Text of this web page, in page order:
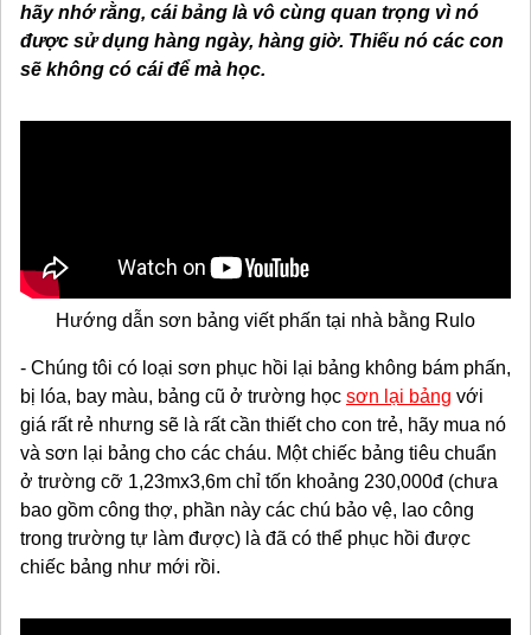
hãy nhớ rằng, cái bảng là vô cùng quan trọng vì nó
được sử dụng hàng ngày, hàng giờ. Thiếu nó các con
sẽ không có cái để mà học.
Hướng dẫn sơn bảng viết phấn tại nhà bằng Rulo
- Chúng tôi có loại sơn phục hồi lại bảng không bám phấn,
bị lóa, bay màu, bảng cũ ở trường học sơn lại bảng với
giá rất rẻ nhưng sẽ là rất cần thiết cho con trẻ, hãy mua nó
và sơn lại bảng cho các cháu. Một chiếc bảng tiêu chuẩn
ở trường cỡ 1,23mx3,6m chỉ tốn khoảng 230,000đ (chưa
bao gồm công thợ, phần này các chú bảo vệ, lao công
trong trường tự làm được) là đã có thể phục hồi được
chiếc bảng như mới rồi.